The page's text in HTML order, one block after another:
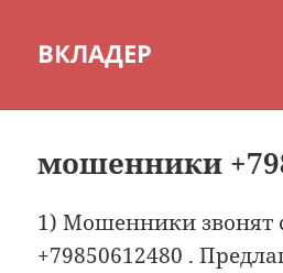
ВКЛАДЕР
мошенники
1) Мошенники звонят
+79850612480 .